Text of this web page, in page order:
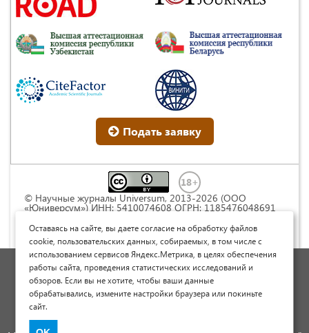
Подать заявку
© Научные журналы Universum, 2013-2026 (ООО
«Юниверсум») ИНН: 5410074608 ОГРН: 1185476048691
Commons « Attribution» («Атрибуция») 4.0
Непортированная
Политика обработки персональных данных
Договор оферты
Опубликовать научную статью
Оставаясь на сайте, вы даете согласие на обработку файлов
cookie, пользовательских данных, собираемых, в том числе с
использованием сервисов Яндекс.Метрика, в целях обеспечения
работы сайта, проведения статистических исследований и
обзоров. Если вы не хотите, чтобы ваши данные
обрабатывались, измените настройки браузера или покиньте
сайт.